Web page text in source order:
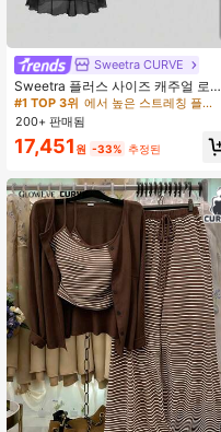
Sweetra CURVE
Sweetra 플러스 사이즈 캐주얼 로맨
틱 드레스 & 커버업 2개 세트
#1 TOP 3위
에서 높은 스트레칭 플러스 사이즈 공동 주문
200+ 판매됨
17,451 원 -33% 추정된